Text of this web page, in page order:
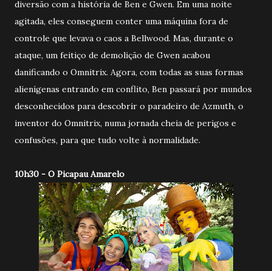
diversão com a história de Ben e Gwen. Em uma noite
agitada, eles conseguem conter uma máquina fora de
controle que levava o caos a Bellwood. Mas, durante o
ataque, um feitiço de demolição de Gwen acabou
danificando o Omnitrix. Agora, com todas as suas formas
alienígenas entrando em conflito, Ben passará por mundos
desconhecidos para descobrir o paradeiro de Azmuth, o
inventor do Omnitrix, numa jornada cheia de perigos e
confusões, para que tudo volte à normalidade.
10h30 - O Picapau Amarelo